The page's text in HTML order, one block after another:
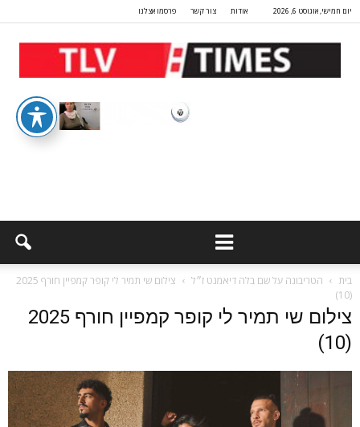
יום חמישי, אוגוסט 6, 2026 אודות צור קשר פרסמו אצלנו
בית הטריבונה על שם בלה דיאמנט ז״ל
צילום שי תמיר לי קופר קמפיין חורף 2025
(10)
צילום שי תמיר לי קופר קמפיין חורף 2025
(10)